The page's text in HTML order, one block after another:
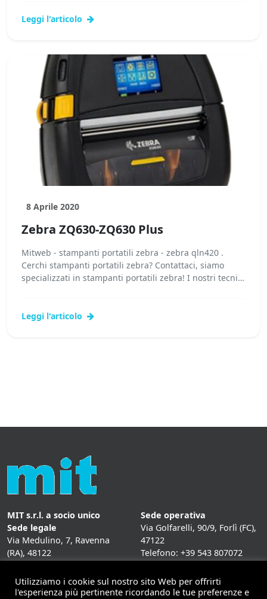
Leggi l'articolo
8 Aprile 2020
Zebra ZQ630-ZQ630 Plus
Mitweb - stampanti portatili zebra - zebra qln420 .
Cerchi stampanti portatili zebra? Contattaci, siamo
specializzati in stampanti portatili zebra! I nostri tecnici
Leggi l'articolo
MIT s.r.l. a socio unico
Sede legale
Via Medulino, 7, Ravenna
(RA), 48122
Sede operativa
Via Golfarelli, 90/9, Forlì (FC),
47122
Telefono: +39 543 807072
Mail: info@mitweb.it
INFORMATIVE
Utilizziamo i cookie sul nostro sito Web per offrirti
l'esperienza più pertinente ricordando le tue preferenze e